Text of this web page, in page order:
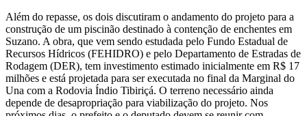
Além do repasse, os dois discutiram o andamento do projeto para a
construção de um piscinão destinado à contenção de enchentes em
Suzano. A obra, que vem sendo estudada pelo Fundo Estadual de
Recursos Hídricos (FEHIDRO) e pelo Departamento de Estradas de
Rodagem (DER), tem investimento estimado inicialmente em R$ 17
milhões e está projetada para ser executada no final da Marginal do
Una com a Rodovia Índio Tibiriçá. O terreno necessário ainda
depende de desapropriação para viabilização do projeto. Nos